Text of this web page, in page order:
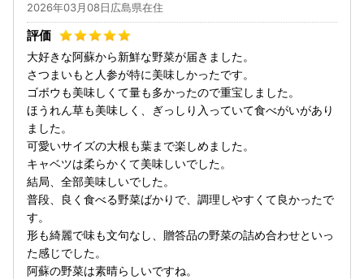
2026年03月08日広島県在住
大好きな阿蘇から新鮮な野菜が届きました。
さつまいもと人参が特に美味しかったです。
ゴボウも美味しくて量も多かったので重宝しました。
ほうれん草も美味しく、ぎっしり入っていて食べがいがあり
ました。
可愛いサイズの大根も葉まで楽しめました。
キャベツは柔らかくて美味しいでした。
結局、全部美味しいでした。
普段、良く食べる野菜ばかりで、調理しやすくて良かったで
す。
形も綺麗で味も文句なし、贈答品の野菜の詰め合わせといっ
た感じでした。
阿蘇の野菜は素晴らしいですね。